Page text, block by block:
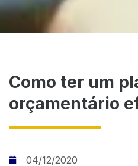
Como ter um
orçamentário
04/12/2020